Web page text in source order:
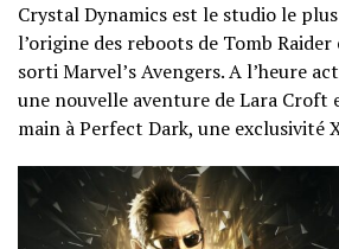
Crystal Dynamics est le studio le
l’origine des reboots de Tomb
sorti Marvel’s Avengers. A l’heure
une nouvelle aventure de Lara Croft
main à Perfect Dark, une exclusivité